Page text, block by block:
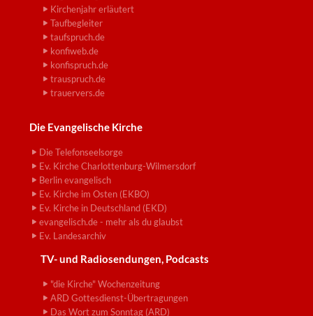
Kirchenjahr erläutert
Taufbegleiter
taufspruch.de
konfiweb.de
konfispruch.de
trauspruch.de
trauervers.de
Die Evangelische Kirche
Die Telefonseelsorge
Ev. Kirche Charlottenburg-Wilmersdorf
Berlin evangelisch
Ev. Kirche im Osten (EKBO)
Ev. Kirche in Deutschland (EKD)
evangelisch.de - mehr als du glaubst
Ev. Landesarchiv
TV- und Radiosendungen, Podcasts
"die Kirche" Wochenzeitung
ARD Gottesdienst-Übertragungen
Das Wort zum Sonntag (ARD)